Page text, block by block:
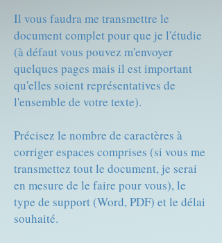
Il vous faudra me transmettre le
document complet pour que je l'étudie
(à défaut vous pouvez m'envoyer
quelques pages mais il est important
qu'elles soient représentatives de
l'ensemble de votre texte).
Précisez le nombre de caractères à
corriger espaces comprises (si vous me
transmettez tout le document, je serai
en mesure de le faire pour vous), le
type de support (Word, PDF) et le délai
souhaité.